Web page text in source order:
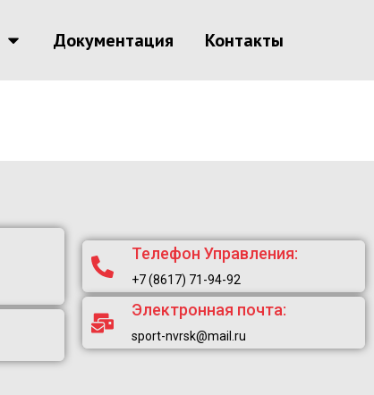
Документация Контакты
Телефон Управления:
+7 (8617) 71-94-92
Электронная почта:
sport-nvrsk@mail.ru